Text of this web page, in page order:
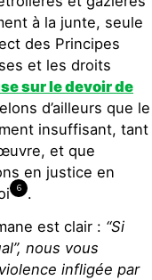
à la junte, seule
des Principes
et les droits
sur le devoir de
d’ailleurs que le
insuffisant, tant
et que
en justice en
6
.
est clair : “Si
nous vous
infligée par